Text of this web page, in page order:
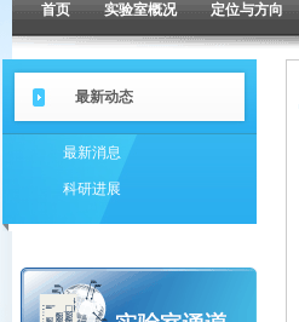
首页 实验室概况 定位与方向
最新动态
最新消息
科研进展